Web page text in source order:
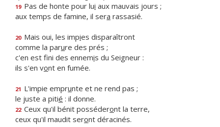
19 Pas de honte pour lui aux mauvais jours ;
aux temps de famine, il sera rassasié.
20 Mais oui, les impies disparaîtront
comme la parure des prés ;
c'en est fini des ennemis du Seigneur :
ils s'en vont en fumée.
21 L'impie emprunte et ne rend pas ;
le juste a pitié : il donne.
22 Ceux qu'il bénit posséderont la terre,
ceux qu'il maudit seront déracinés.